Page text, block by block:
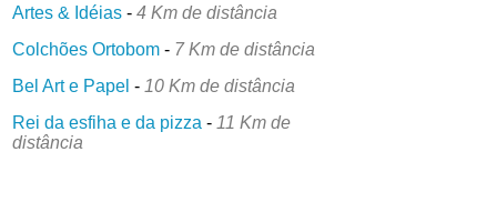
Artes & Idéias -4 Km de distância
Colchões Ortobom - 7 Km de distância
Bel Art e Papel - 10 Km de distância
Rei da esfiha e da pizza - 11 Km de
distância